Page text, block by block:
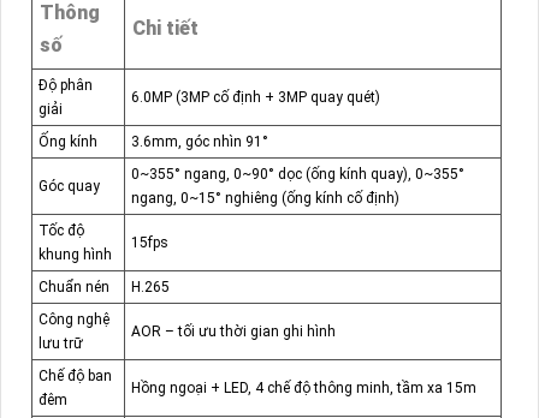
Thông
số
Chi tiết
Độ phân
giải
6.0MP (3MP cố định + 3MP quay quét)
Ống kính 3.6mm, góc nhìn 91°
Góc quay
0~355° ngang, 0~90° dọc (ống kính quay), 0~355°
ngang, 0~15° nghiêng (ống kính cố định)
Tốc độ
khung hình
15fps
Chuẩn nén
H.265
Công nghệ
lưu trữ
AOR – tối ưu thời gian ghi hình
Chế độ ban
đêm
Hồng ngoại + LED, 4 chế độ thông minh, tầm xa 15m